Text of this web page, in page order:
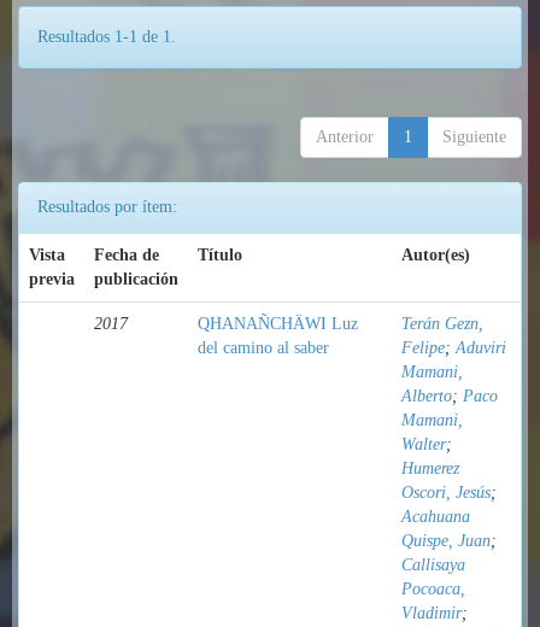
Resultados 1-1 de 1.
Anterior 1 Siguiente
Resultados por ítem:
Vista
previa
Fecha de
publicación
Título Autor(es)
2017
QHANAÑCHÄWI Luz
del camino al saber
Terán Gezn,
Felipe;Aduviri
Mamani,
Alberto; Paco
Mamani,
Walter;
Humerez
Oscori, Jesús;
Acahuana
Quispe, Juan;
Callisaya
Pocoaca,
Vladimir;